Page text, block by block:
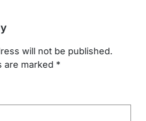
will not be published.
are marked *